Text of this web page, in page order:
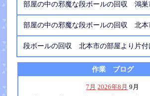
部屋の中の邪魔な段ボールの回収 鴻巣
部屋の中の邪魔な段ボールの回収 北本
段ボールの回収 北本市の部屋より片付
作業 ブログ
7月 2026年8月 9月